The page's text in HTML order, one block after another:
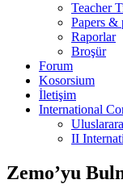
Teacher
Papers &
Raporlar
Broşür
Forum
Kosorsium
İletişim
International
II
Zemo’yu